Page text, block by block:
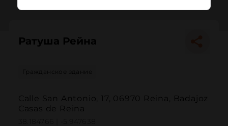
Ратуша Рейна
Гражданское здание
Calle San Antonio, 17, 06970 Reina, Badajoz
Casas de Reina